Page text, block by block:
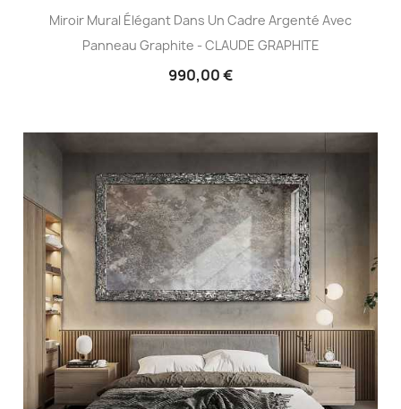
Miroir Mural Élégant Dans Un Cadre Argenté Avec
Panneau Graphite - CLAUDE GRAPHITE
990,00 €